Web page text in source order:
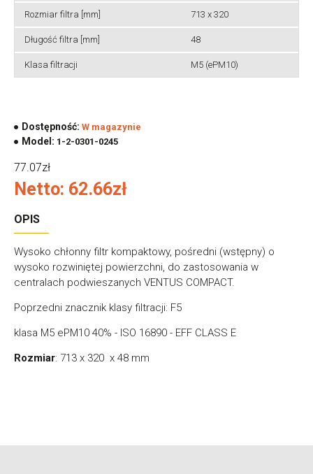
Rozmiar filtra [mm] 713 x 320
Długość filtra [mm] 48
Klasa filtracji M5 (ePM10)
Dostępność: W magazynie
Model: 1-2-0301-0245
77.07zł
Netto: 62.66zł
OPIS
Wysoko chłonny filtr kompaktowy, pośredni (wstępny) o
wysoko rozwiniętej powierzchni, do zastosowania w
centralach podwieszanych VENTUS COMPACT.
Poprzedni znacznik klasy filtracji: F5
klasa M5 ePM10 40% - ISO 16890 - EFF CLASS E
Rozmiar: 713 x 320 x 48 mm